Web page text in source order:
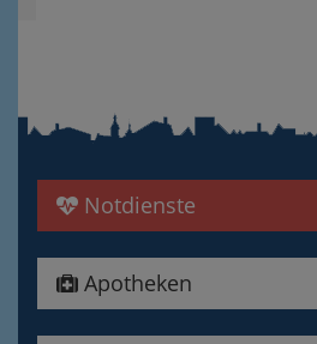
Notdienste
Apotheken